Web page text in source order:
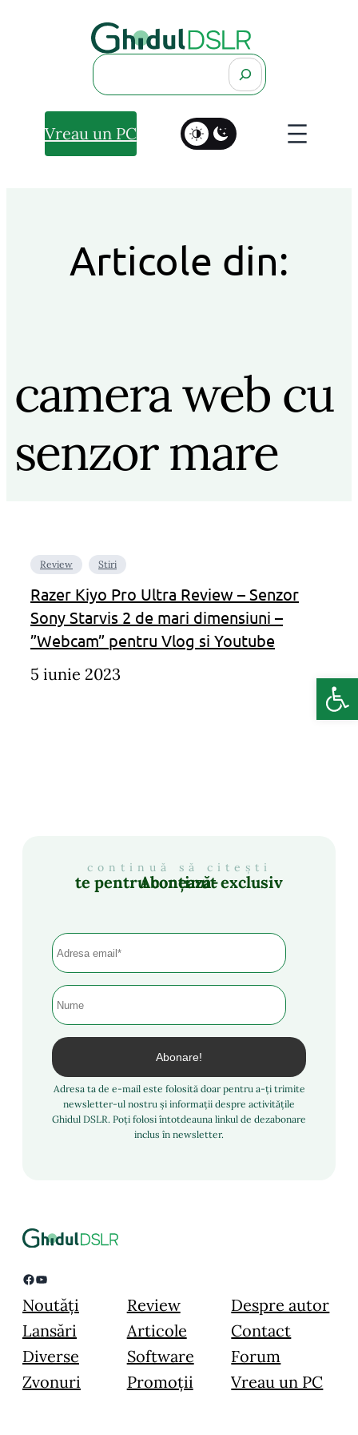
Search
Vreau un PC
Articole din:
camera web cu
senzor mare
Review Stiri
Razer Kiyo Pro Ultra Review – Senzor
Sony Starvis 2 de mari dimensiuni –
”Webcam” pentru Vlog si Youtube
5 iunie 2023
continuă să citești
Abonează-te pentru conținut exclusiv
Adresa ta de e-mail este folosită doar pentru a-ți trimite
newsletter-ul nostru și informații despre activitățile
Ghidul DSLR. Poți folosi întotdeauna linkul de dezabonare
inclus în newsletter.
Facebook YouTube
Noutăți
Lansări
Diverse
Zvonuri
Review
Articole
Software
Promoții
Despre autor
Contact
Forum
Vreau un PC